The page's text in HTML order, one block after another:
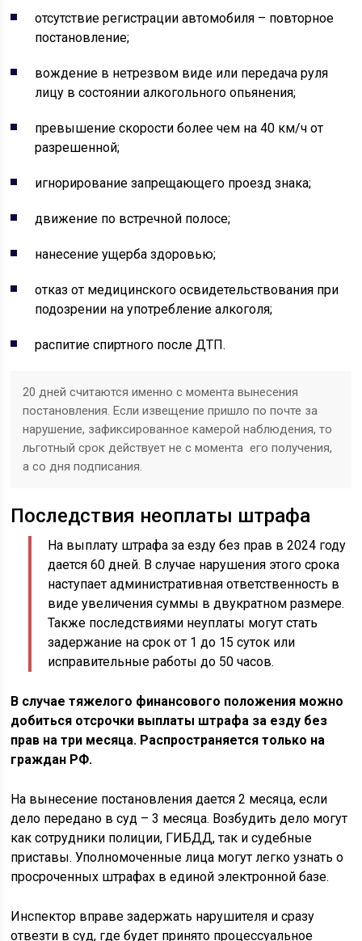
отсутствие регистрации автомобиля – повторное
постановление;
вождение в нетрезвом виде или передача руля
лицу в состоянии алкогольного опьянения;
превышение скорости более чем на 40 км/ч от
разрешенной;
игнорирование запрещающего проезд знака;
движение по встречной полосе;
нанесение ущерба здоровью;
отказ от медицинского освидетельствования при
подозрении на употребление алкоголя;
распитие спиртного после ДТП.
20 дней считаются именно с момента вынесения
постановления. Если извещение пришло по почте за
нарушение, зафиксированное камерой наблюдения, то
льготный срок действует не с момента его получения,
а со дня подписания.
Последствия неоплаты штрафа
На выплату штрафа за езду без прав в 2024 году
дается 60 дней. В случае нарушения этого срока
наступает административная ответственность в
виде увеличения суммы в двукратном размере.
Также последствиями неуплаты могут стать
задержание на срок от 1 до 15 суток или
исправительные работы до 50 часов.
В случае тяжелого финансового положения можно
добиться отсрочки выплаты штрафа за езду без
прав на три месяца. Распространяется только на
граждан РФ.
На вынесение постановления дается 2 месяца, если
дело передано в суд – 3 месяца. Возбудить дело могут
как сотрудники полиции, ГИБДД, так и судебные
приставы. Уполномоченные лица могут легко узнать о
просроченных штрафах в единой электронной базе.
Инспектор вправе задержать нарушителя и сразу
отвезти в суд, где будет принято процессуальное